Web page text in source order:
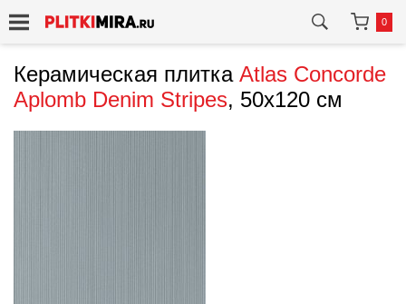
0
Керамическая плитка Atlas Concorde
Aplomb Denim Stripes, 50x120 см